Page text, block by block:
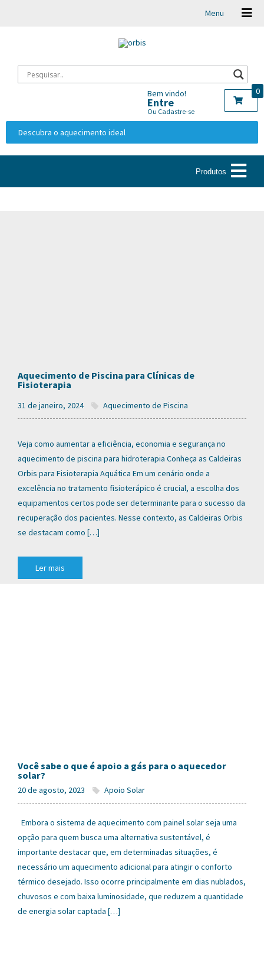
Menu
Bem vindo!
Entre
Ou Cadastre-se
0
Descubra o aquecimento ideal
Produtos
Aquecimento de Piscina para Clínicas de
Fisioterapia
31 de janeiro, 2024 Aquecimento de Piscina
Veja como aumentar a eficiência, economia e segurança no
aquecimento de piscina para hidroterapia Conheça as Caldeiras
Orbis para Fisioterapia Aquática Em um cenário onde a
excelência no tratamento fisioterápico é crucial, a escolha dos
equipamentos certos pode ser determinante para o sucesso da
recuperação dos pacientes. Nesse contexto, as Caldeiras Orbis
se destacam como […]
Ler mais
Você sabe o que é apoio a gás para o aquecedor
solar?
20 de agosto, 2023 Apoio Solar
Embora o sistema de aquecimento com painel solar seja uma
opção para quem busca uma alternativa sustentável, é
importante destacar que, em determinadas situações, é
necessário um aquecimento adicional para atingir o conforto
térmico desejado. Isso ocorre principalmente em dias nublados,
chuvosos e com baixa luminosidade, que reduzem a quantidade
de energia solar captada […]